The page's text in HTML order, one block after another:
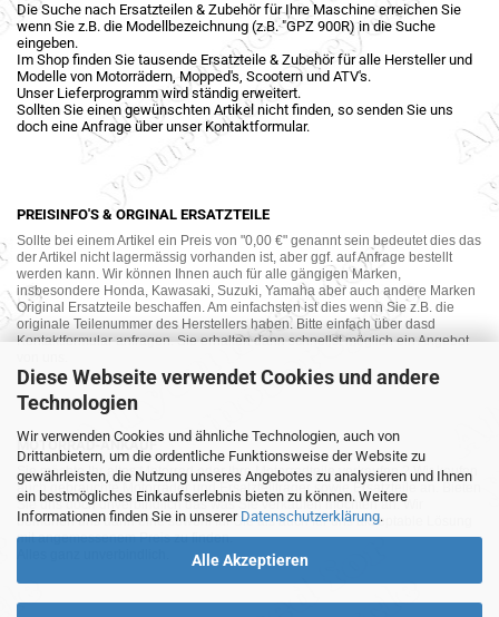
Diese Webseite verwendet Cookies und andere
Technologien
Wir verwenden Cookies und ähnliche Technologien, auch von
Drittanbietern, um die ordentliche Funktionsweise der Website zu
gewährleisten, die Nutzung unseres Angebotes zu analysieren und Ihnen
ein bestmögliches Einkaufserlebnis bieten zu können. Weitere
Informationen finden Sie in unserer Datenschutzerklärung.
Alle Akzeptieren
Die Suche nach Ersatzteilen & Zubehör für Ihre Maschine erreichen Sie
wenn Sie z.B. die Modellbezeichnung (z.B. "GPZ 900R) in die Suche
eingeben.
Im Shop finden Sie tausende Ersatzteile & Zubehör für alle Hersteller und
Modelle von Motorrädern, Mopped's, Scootern und ATV's.
Unser Lieferprogramm wird ständig erweitert.
Sollten Sie einen gewünschten Artikel nicht finden, so senden Sie uns
doch eine Anfrage über unser Kontaktformular.
PREISINFO'S & ORGINAL ERSATZTEILE
Sollte bei einem Artikel ein Preis von "0,00 €" genannt sein bedeutet dies das
der Artikel nicht lagermässig vorhanden ist, aber ggf. auf Anfrage bestellt
werden kann. Wir können Ihnen auch für alle gängigen Marken,
insbesondere Honda, Kawasaki, Suzuki, Yamaha aber auch andere Marken
Original Ersatzteile beschaffen. Am einfachsten ist dies wenn Sie z.B. die
originale Teilenummer des Herstellers haben. Bitte einfach über dasd
Kontaktformular anfragen. Sie erhalten dann schnellst möglich ein Angebot
MOTORRAD-ANKAUF
Sie möchte Ihr altes Motorrad oder Ihre Motorradteile verkaufen ? Wir kaufen
auch gebrauchte Motorräder und Ersatzteilträger sowie Ersatzteile an. Bieten
Sie uns doch unverbindlich das was Sie verkaufen möchten an. Wir
bemühen uns dann eine sowohl für Sie als auch für uns akzeptable Lösung
mit angemessenem Preis zu finden.